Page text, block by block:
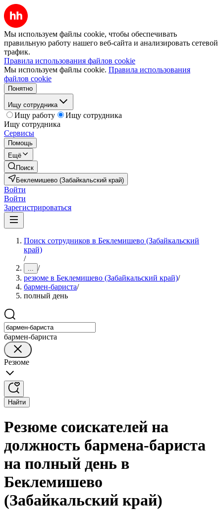
Мы используем файлы cookie, чтобы обеспечивать
правильную работу нашего веб-сайта и анализировать сетевой
трафик.
Правила использования файлов cookie
Мы используем файлы cookie. Правила использования
файлов cookie
Понятно
Ищу сотрудника
Ищу работу
Ищу сотрудника
Ищу сотрудника
Сервисы
Помощь
Ещё
Поиск
Беклемишево (Забайкальский край)
Войти
Войти
Зарегистрироваться
Поиск сотрудников в Беклемишево (Забайкальский
край)
/
... /
резюме в Беклемишево (Забайкальский край)/
бармен-бариста/
полный день
бармен-бариста
Резюме
Найти
Резюме соискателей на
должность бармена-бариста
на полный день в
Беклемишево
(Забайкальский край)